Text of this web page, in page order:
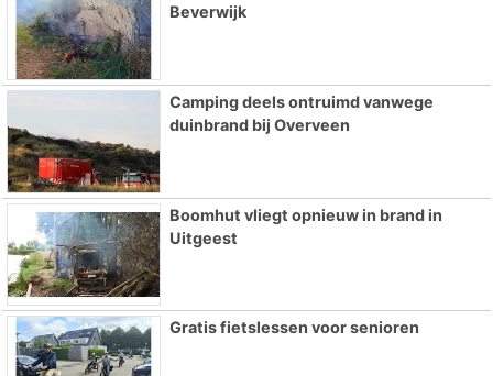
Beverwijk
Camping deels ontruimd vanwege
duinbrand bij Overveen
Boomhut vliegt opnieuw in brand in
Uitgeest
Gratis fietslessen voor senioren